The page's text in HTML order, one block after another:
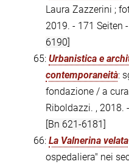
Laura Zazzerini ;
2019. - 171 Seiten
6190]
65: Urbanistica e
contemporaneità:
fondazione / a
Riboldazzi. , 2018.
[Bn 621-6181]
66: La Valnerina velata
ospedaliera" nei